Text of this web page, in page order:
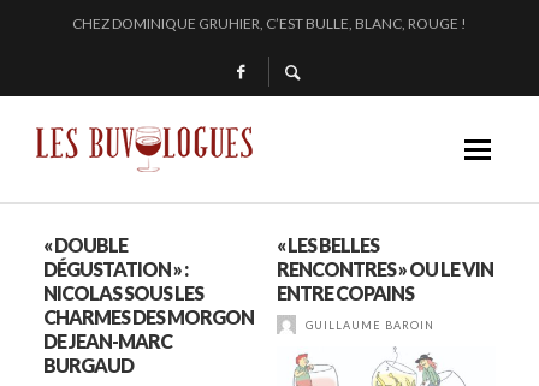
EN 2024, JULIE PITOISET DESSINE LE TRIANGLE DES MOULIN À VENT
L’INTERPROFESSION DES VINS DU BEAUJOLAIS : DU 210 AU 1761 !
SAMUEL BILLAUD FAIT BRILLER 2024
« DOUBLE
DÉGUSTATION » :
NICOLAS SOUS LES
CHARMES DES MORGON
DE JEAN-MARC
BURGAUD
« LES BELLES
RENCONTRES » OU LE VIN
ENTRE COPAINS
GUILLAUME BAROIN